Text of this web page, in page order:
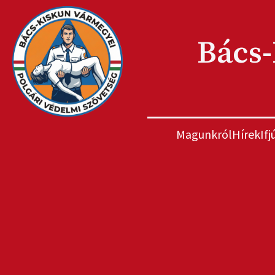
MagunkrólHírek